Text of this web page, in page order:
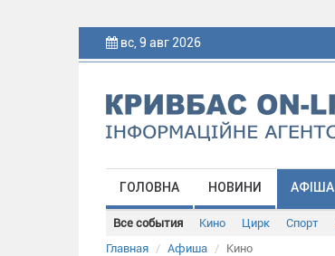
вс, 9 авг 2026
ГОЛОВНА НОВИНИ АФІША
Все события Кино Цирк Спорт
Главная
Афиша Кино